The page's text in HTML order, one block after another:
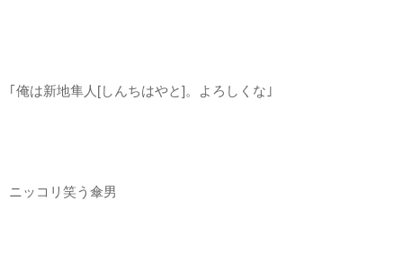
｢俺は新地隼人[しんちはやと]。よろしくな｣
ニッコリ笑う傘男